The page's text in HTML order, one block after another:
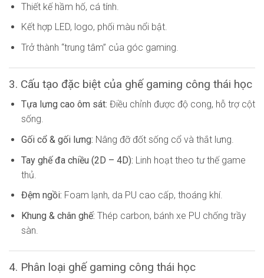
Thiết kế hầm hố, cá tính.
Kết hợp LED, logo, phối màu nổi bật.
Trở thành “trung tâm” của góc gaming.
3. Cấu tạo đặc biệt của ghế gaming công thái học
Tựa lưng cao ôm sát: Điều chỉnh được độ cong, hỗ trợ cột
sống.
Gối cổ & gối lưng: Nâng đỡ đốt sống cổ và thắt lưng.
Tay ghế đa chiều (2D – 4D): Linh hoạt theo tư thế game
thủ.
Đệm ngồi: Foam lạnh, da PU cao cấp, thoáng khí.
Khung & chân ghế: Thép carbon, bánh xe PU chống trầy
sàn.
4. Phân loại ghế gaming công thái học